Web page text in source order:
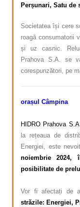
Perșunari, Satu de
Societatea își cere
roagă consumatorii
și uz casnic.
Prahova S.A. se
corespunzători, pe
orașul Câmpina
HIDRO Prahova S.A.
la rețeaua de
Energiei, este
noiembrie 2024,
posibilitate de
Vor fi afectați de
străzile: Energiei,